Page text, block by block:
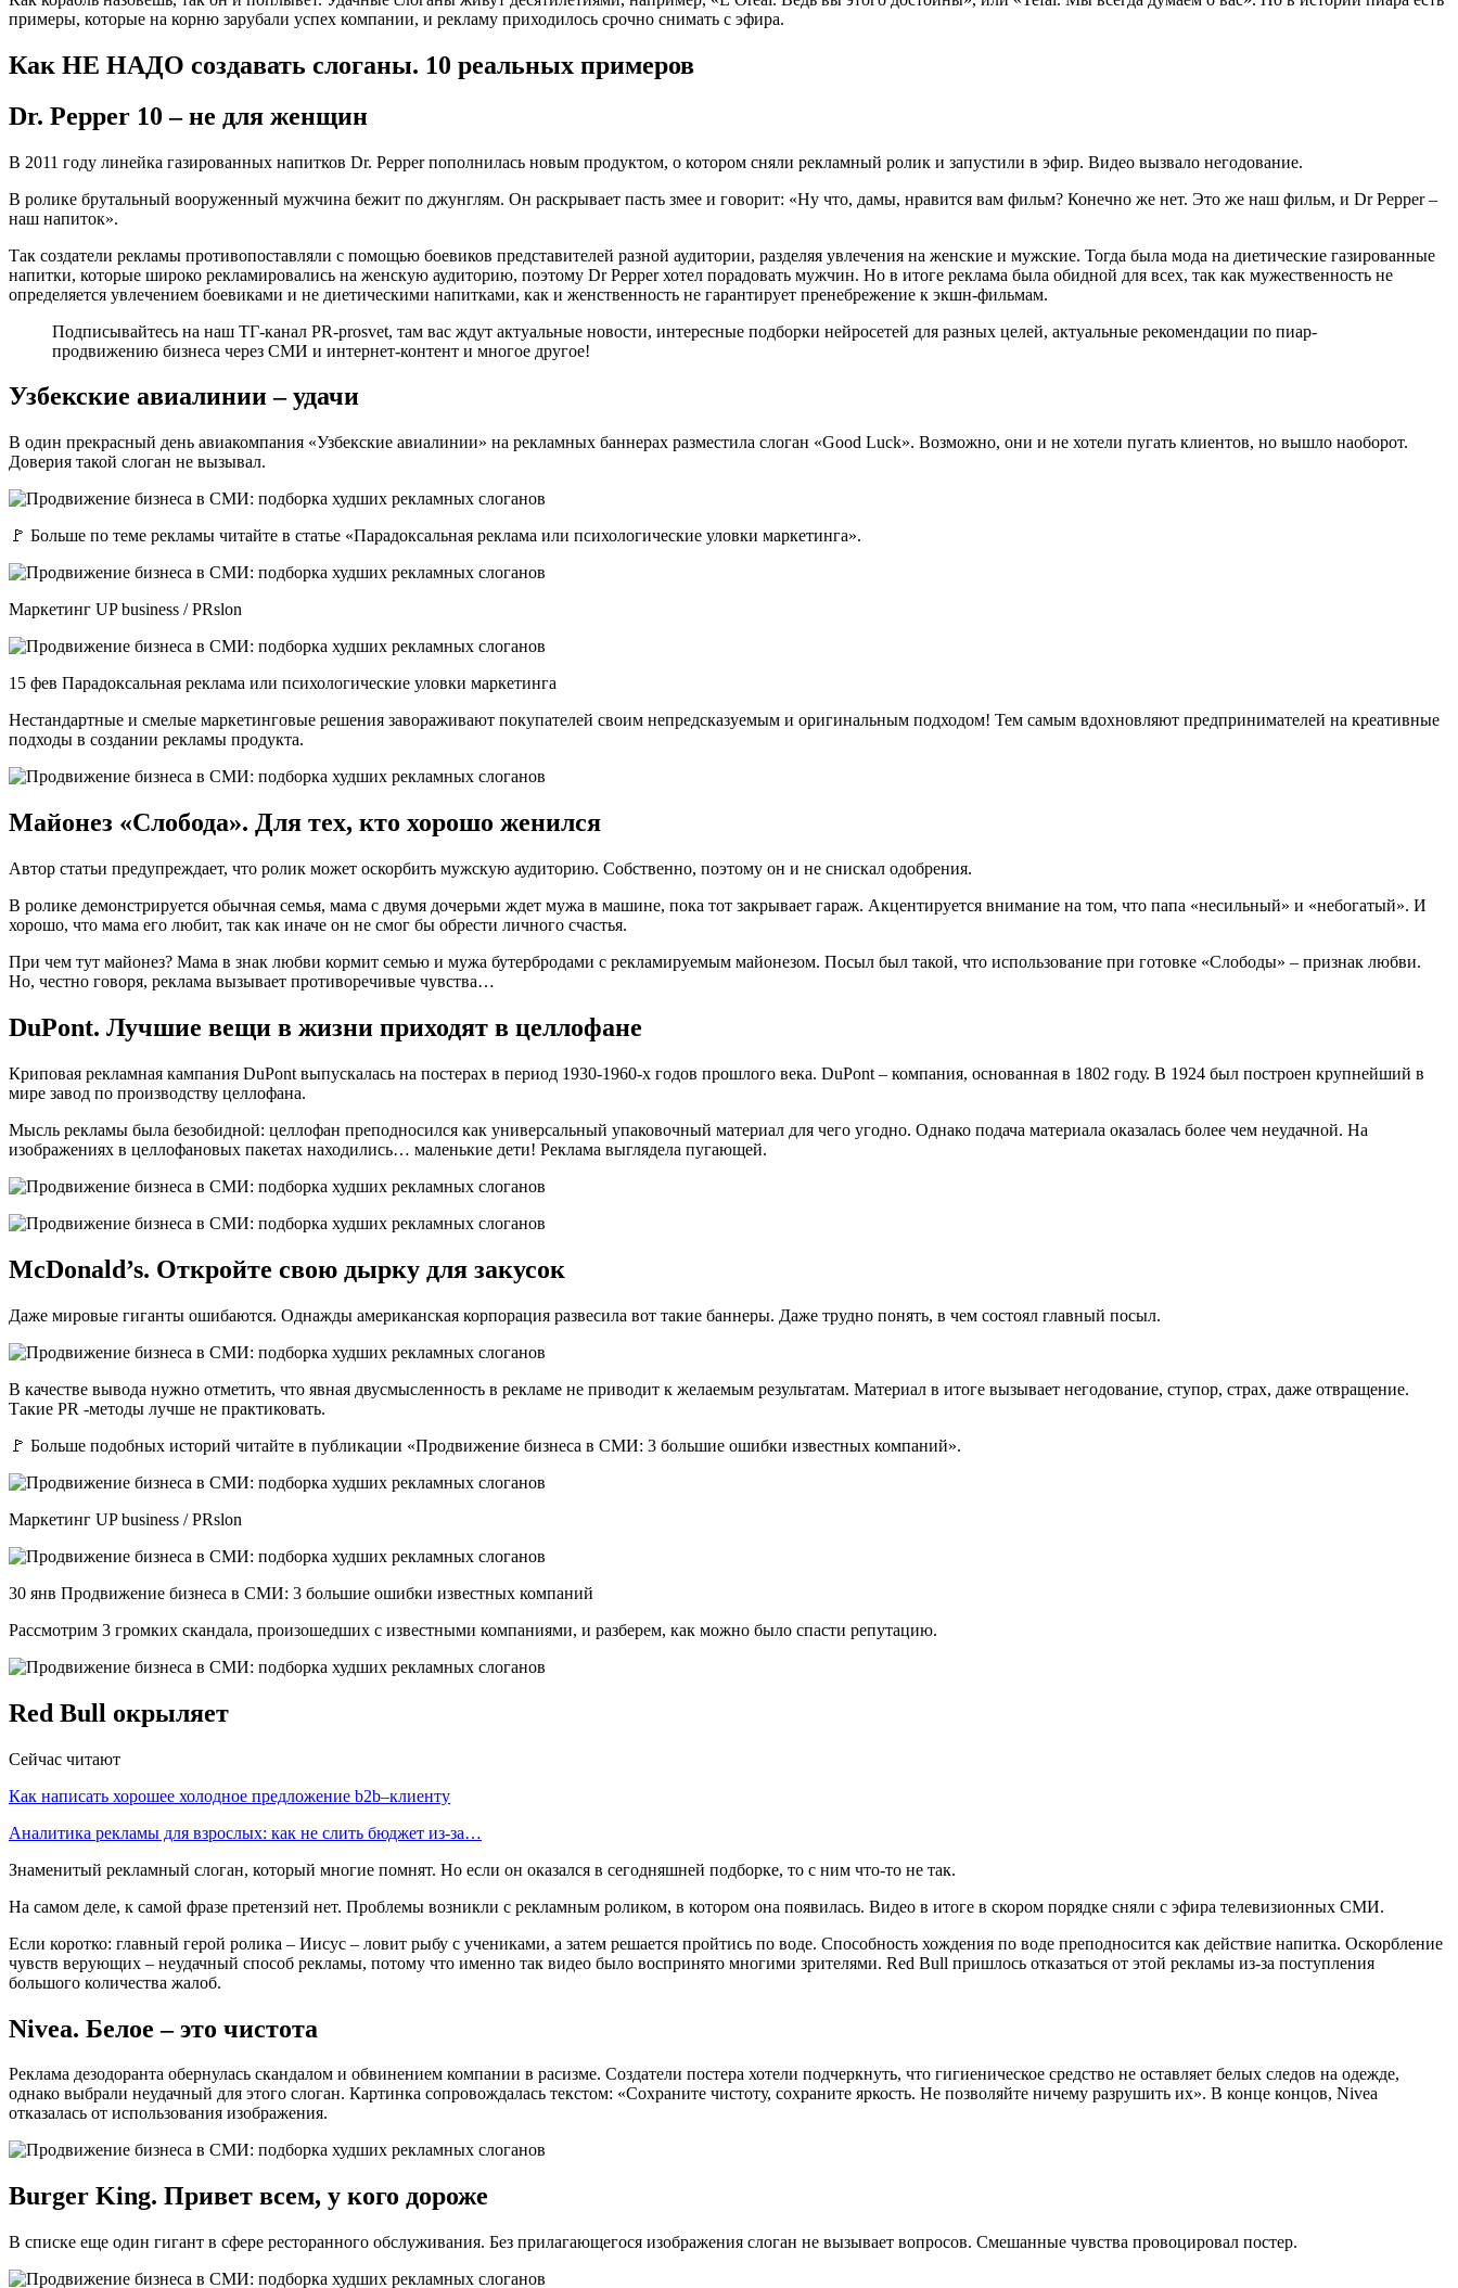
примеры, которые на корню зарубали успех компании, и рекламу приходилось срочно снимать с эфира.
Как НЕ НАДО создавать слоганы. 10 реальных примеров
Dr. Pepper 10 – не для женщин
В 2011 году линейка газированных напитков Dr. Pepper пополнилась новым продуктом, о котором сняли рекламный ролик и запустили в эфир. Видео вызвало негодование.
В ролике брутальный вооруженный мужчина бежит по джунглям. Он раскрывает пасть змее и говорит: «Ну что, дамы, нравится вам фильм? Конечно же нет. Это же наш фильм, и Dr Pepper –
наш напиток».
Так создатели рекламы противопоставляли с помощью боевиков представителей разной аудитории, разделяя увлечения на женские и мужские. Тогда была мода на диетические газированные
напитки, которые широко рекламировались на женскую аудиторию, поэтому Dr Pepper хотел порадовать мужчин. Но в итоге реклама была обидной для всех, так как мужественность не
определяется увлечением боевиками и не диетическими напитками, как и женственность не гарантирует пренебрежение к экшн-фильмам.
Подписывайтесь на наш ТГ-канал PR-prosvet, там вас ждут актуальные новости, интересные подборки нейросетей для разных целей, актуальные рекомендации по пиар-
продвижению бизнеса через СМИ и интернет-контент и многое другое!
Узбекские авиалинии – удачи
В один прекрасный день авиакомпания «Узбекские авиалинии» на рекламных баннерах разместила слоган «Good Luck». Возможно, они и не хотели пугать клиентов, но вышло наоборот.
Доверия такой слоган не вызывал.
🚩 Больше по теме рекламы читайте в статье «Парадоксальная реклама или психологические уловки маркетинга».
Маркетинг UP business / PRslon
15 фев Парадоксальная реклама или психологические уловки маркетинга
Нестандартные и смелые маркетинговые решения завораживают покупателей своим непредсказуемым и оригинальным подходом! Тем самым вдохновляют предпринимателей на креативные
подходы в создании рекламы продукта.
Майонез «Слобода». Для тех, кто хорошо женился
Автор статьи предупреждает, что ролик может оскорбить мужскую аудиторию. Собственно, поэтому он и не снискал одобрения.
В ролике демонстрируется обычная семья, мама с двумя дочерьми ждет мужа в машине, пока тот закрывает гараж. Акцентируется внимание на том, что папа «несильный» и «небогатый». И
хорошо, что мама его любит, так как иначе он не смог бы обрести личного счастья.
При чем тут майонез? Мама в знак любви кормит семью и мужа бутербродами с рекламируемым майонезом. Посыл был такой, что использование при готовке «Слободы» – признак любви.
Но, честно говоря, реклама вызывает противоречивые чувства…
DuPont. Лучшие вещи в жизни приходят в целлофане
Криповая рекламная кампания DuPont выпускалась на постерах в период 1930-1960-х годов прошлого века. DuPont – компания, основанная в 1802 году. В 1924 был построен крупнейший в
мире завод по производству целлофана.
Мысль рекламы была безобидной: целлофан преподносился как универсальный упаковочный материал для чего угодно. Однако подача материала оказалась более чем неудачной. На
изображениях в целлофановых пакетах находились… маленькие дети! Реклама выглядела пугающей.
McDonald’s. Откройте свою дырку для закусок
Даже мировые гиганты ошибаются. Однажды американская корпорация развесила вот такие баннеры. Даже трудно понять, в чем состоял главный посыл.
В качестве вывода нужно отметить, что явная двусмысленность в рекламе не приводит к желаемым результатам. Материал в итоге вызывает негодование, ступор, страх, даже отвращение.
Такие PR -методы лучше не практиковать.
🚩 Больше подобных историй читайте в публикации «Продвижение бизнеса в СМИ: 3 большие ошибки известных компаний».
Маркетинг UP business / PRslon
30 янв Продвижение бизнеса в СМИ: 3 большие ошибки известных компаний
Рассмотрим 3 громких скандала, произошедших с известными компаниями, и разберем, как можно было спасти репутацию.
Red Bull окрыляет
Сейчас читают
Как написать хорошее холодное предложение b2b–клиенту
Аналитика рекламы для взрослых: как не слить бюджет из-за…
Знаменитый рекламный слоган, который многие помнят. Но если он оказался в сегодняшней подборке, то с ним что-то не так.
На самом деле, к самой фразе претензий нет. Проблемы возникли с рекламным роликом, в котором она появилась. Видео в итоге в скором порядке сняли с эфира телевизионных СМИ.
Если коротко: главный герой ролика – Иисус – ловит рыбу с учениками, а затем решается пройтись по воде. Способность хождения по воде преподносится как действие напитка. Оскорбление
чувств верующих – неудачный способ рекламы, потому что именно так видео было воспринято многими зрителями. Red Bull пришлось отказаться от этой рекламы из-за поступления
большого количества жалоб.
Nivea. Белое – это чистота
Реклама дезодоранта обернулась скандалом и обвинением компании в расизме. Создатели постера хотели подчеркнуть, что гигиеническое средство не оставляет белых следов на одежде,
однако выбрали неудачный для этого слоган. Картинка сопровождалась текстом: «Сохраните чистоту, сохраните яркость. Не позволяйте ничему разрушить их». В конце концов, Nivea
отказалась от использования изображения.
Burger King. Привет всем, у кого дороже
В списке еще один гигант в сфере ресторанного обслуживания. Без прилагающегося изображения слоган не вызывает вопросов. Смешанные чувства провоцировал постер.